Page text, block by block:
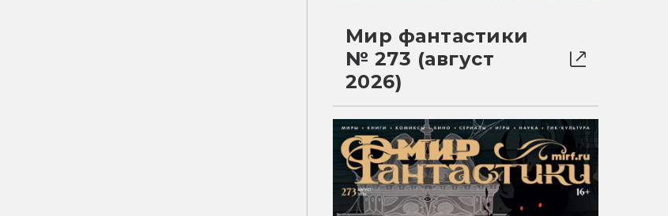
Мир фантастики
№ 273 (август
2026)